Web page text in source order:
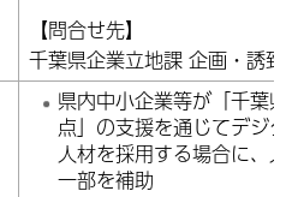
【問合せ先】
千葉県企業立地課 企画・誘
県内中小企業等が「千葉
点」の支援を通じてデジタ
人材を採用する場合に、
一部を補助